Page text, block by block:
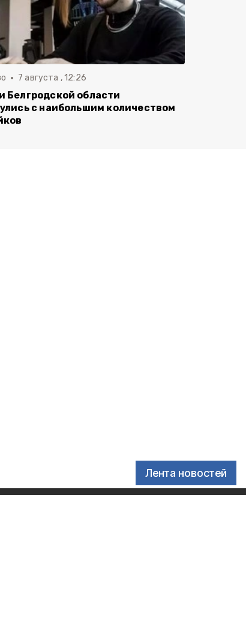
Лента новостей
7 августа , 12:26
Белгродской области
с наибольшим количеством